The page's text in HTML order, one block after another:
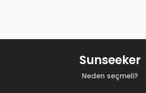
Neden seçmeli?
Sunseeker